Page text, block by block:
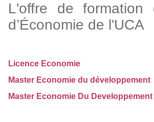
L'offre de formation
d’Économie de l'UCA
Licence Economie
Master Economie du développement
Master Economie Du Developpement